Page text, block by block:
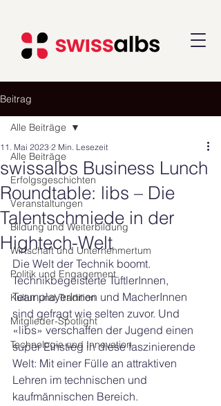
Beitrag
Alle Beiträge
Erfolgsgeschichten
Veranstaltungen
Bildung und Weiterbildung
Wirtschaft und Unternehmertum
Politik und Engagement
Kultur und Tradition
Mitglieder-Spotlight
Technologie und Innovation
Alle Beiträge
swissalbs Business Lunch
Roundtable: libs – Die
Talentschmiede in der
Hightech-Welt
11. Mai 2023 2 Min. Lesezeit
Die Welt der Technik boomt.
Technikbegeisterte TüftlerInnen,
TeamplayerInnen und MacherInnen
sind gefragt wie selten zuvor. Und
«libs» verschaffen der Jugend einen
super Einstieg in diese faszinierende
Welt: Mit einer Fülle an attraktiven
Lehren im technischen und
kaufmännischen Bereich.